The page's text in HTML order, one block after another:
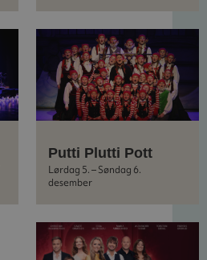
Putti Plutti Pott
Lørdag 5. – Søndag 6.
desember